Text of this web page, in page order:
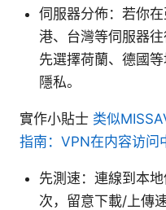
伺服器分佈：若你
港、台灣等伺服器
先選擇荷蘭、德國
隱私。
實作小貼士 类似
指南：VPN在内容访问
先測速：連線到本
次，留意下載/上傳